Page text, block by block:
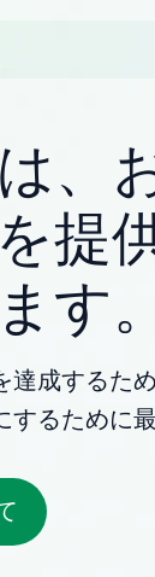
、
提
す。
達成するた
るために